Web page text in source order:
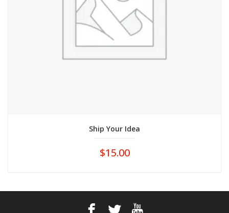
ADD TO CART
Ship Your Idea
$15.00